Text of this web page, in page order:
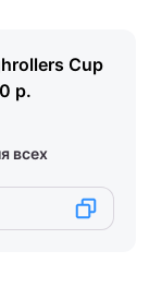
Cup
р.
всех